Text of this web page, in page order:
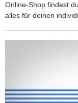
Online-Shop findest
alles für deinen